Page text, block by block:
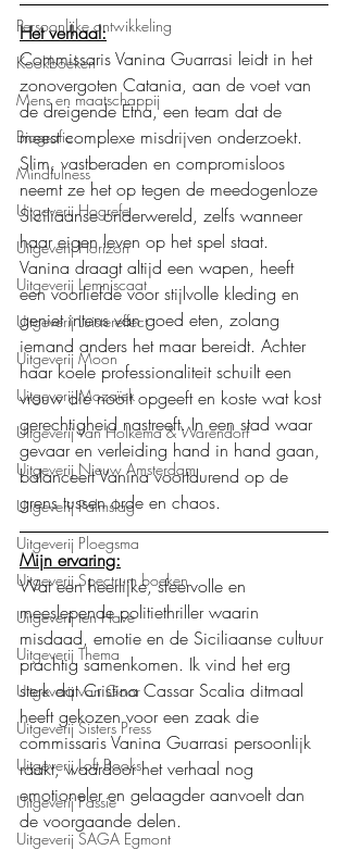
Persoonlijke ontwikkeling
Kookboeken
Mens en maatschappij
Biografie
Mindfulness
Uitgeverij Hogrefe
Uitgeverij Horizon
Uitgeverij Lemniscaat
Uitgeverij Luistereffect
Uitgeverij Moon
Uitgeverij Mozaïek
Uitgeverij Van Holkema & Warendorf
Uitgeverij Nieuw Amsterdam
Uitgeverij Palmslag
Uitgeverij Ploegsma
Uitgeverij Spectrum boeken
Uitgeverij ten Have
Uitgeverij Thema
Uitgeverij van Goor
Uitgeverij Sisters Press
Uitgeverij Loft Books
Uitgeverij Passie
Uitgeverij SAGA Egmont
Het verhaal:
Commissaris Vanina Guarrasi leidt in het
zonovergoten Catania, aan de voet van
de dreigende Etna, een team dat de
meest complexe misdrijven onderzoekt.
Slim, vastberaden en compromisloos
neemt ze het op tegen de meedogenloze
Siciliaanse onderwereld, zelfs wanneer
haar eigen leven op het spel staat.
Vanina draagt altijd een wapen, heeft
een voorliefde voor stijlvolle kleding en
geniet intens van goed eten, zolang
iemand anders het maar bereidt. Achter
haar koele professionaliteit schuilt een
vrouw die nooit opgeeft en koste wat kost
gerechtigheid nastreeft. In een stad waar
gevaar en verleiding hand in hand gaan,
balanceert Vanina voortdurend op de
grens tussen orde en chaos.
Mijn ervaring:
Wat een heerlijke, sfeervolle en
meeslepende politiethriller waarin
misdaad, emotie en de Siciliaanse cultuur
prachtig samenkomen. Ik vind het erg
sterk dat Cristina Cassar Scalia ditmaal
heeft gekozen voor een zaak die
commissaris Vanina Guarrasi persoonlijk
raakt, waardoor het verhaal nog
emotioneler en gelaagder aanvoelt dan
de voorgaande delen.